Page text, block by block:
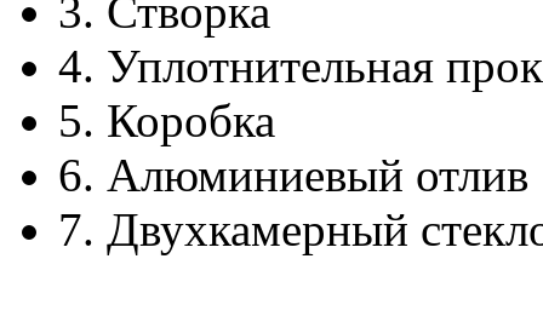
3. Створка
4. Уплотнительная
5. Коробка
6. Алюминиевый отлив
7. Двухкамерный